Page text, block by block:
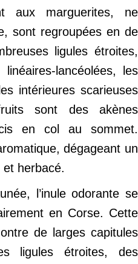
aux marguerites, ne
sont regroupées en de
ligules étroites,
lancéolées, les
intérieures scarieuses
sont des akènes
en col au sommet.
dégageant un
herbacé.
l’inule odorante se
en Corse. Cette
de larges capitules
ligules étroites, des